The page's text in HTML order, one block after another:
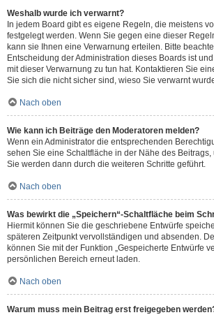
Weshalb wurde ich verwarnt?
In jedem Board gibt es eigene Regeln, die meistens
festgelegt werden. Wenn Sie gegen eine dieser
kann sie Ihnen eine Verwarnung erteilen. Bitte
Entscheidung der Administration dieses Boards ist
mit dieser Verwarnung zu tun hat. Kontaktieren Sie
Sie sich die nicht sicher sind, wieso Sie verwarnt
Nach oben
Wie kann ich Beiträge den Moderatoren melden?
Wenn ein Administrator die entsprechenden
sehen Sie eine Schaltfläche in der Nähe des
Sie werden dann durch die weiteren Schritte geführt.
Nach oben
Was bewirkt die „Speichern“-Schaltfläche beim
Hiermit können Sie die geschriebene Entwürfe
späteren Zeitpunkt vervollständigen und absenden.
können Sie mit der Funktion „Gespeicherte Entwürfe
persönlichen Bereich erneut laden.
Nach oben
Warum muss mein Beitrag erst freigegeben